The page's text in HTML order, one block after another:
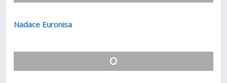
Nadace Euronisa
O